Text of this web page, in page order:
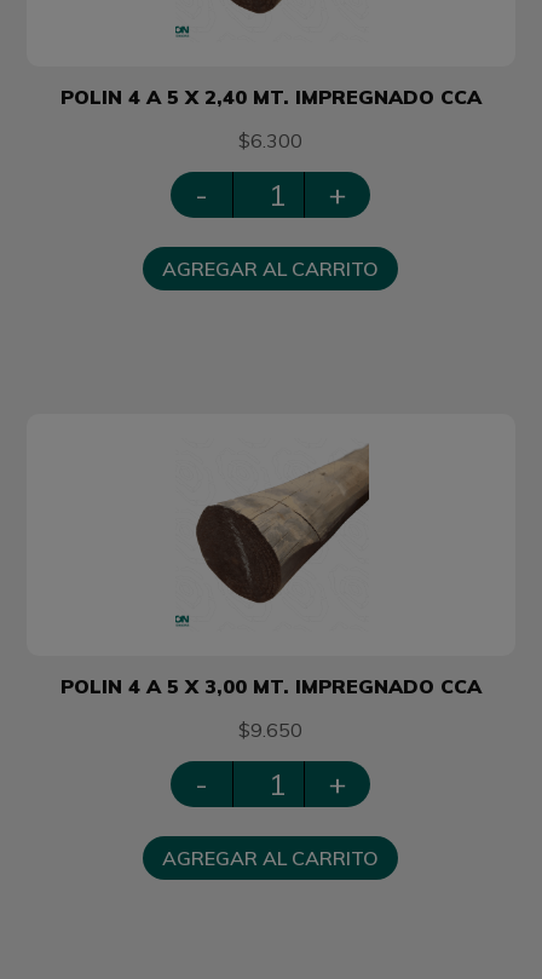
POLIN 4 A 5 X 2,40 MT. IMPREGNADO CCA
$6.300
- +
AGREGAR AL CARRITO
POLIN 4 A 5 X 3,00 MT. IMPREGNADO CCA
$9.650
- +
AGREGAR AL CARRITO